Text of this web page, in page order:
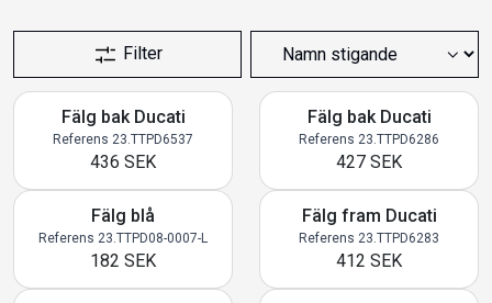
Filter
Fälg bak Ducati
Referens 23.TTPD6537
436 SEK
Fälg bak Ducati
Referens 23.TTPD6286
427 SEK
Fälg blå
Referens 23.TTPD08-0007-L
182 SEK
Fälg fram Ducati
Referens 23.TTPD6283
412 SEK